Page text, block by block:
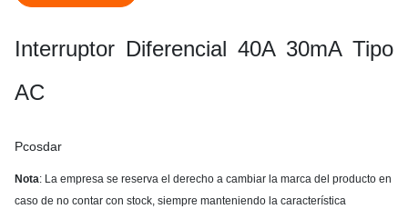
Interruptor Diferencial 40A 30mA Tipo
AC
Pcosdar
Nota: La empresa se reserva el derecho a cambiar la marca del producto en
caso de no contar con stock, siempre manteniendo la característica